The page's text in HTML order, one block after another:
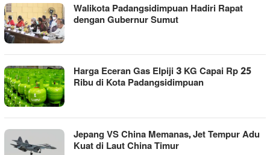
Walikota Padangsidimpuan Hadiri Rapat
dengan Gubernur Sumut
Harga Eceran Gas Elpiji 3 KG Capai Rp 25
Ribu di Kota Padangsidimpuan
Jepang VS China Memanas, Jet Tempur Adu
Kuat di Laut China Timur